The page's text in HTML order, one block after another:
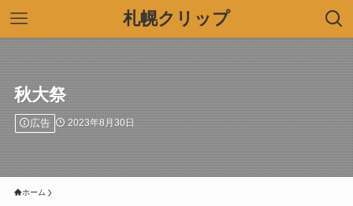
札幌クリップ
秋大祭
広告 2023年8月30日
ホーム